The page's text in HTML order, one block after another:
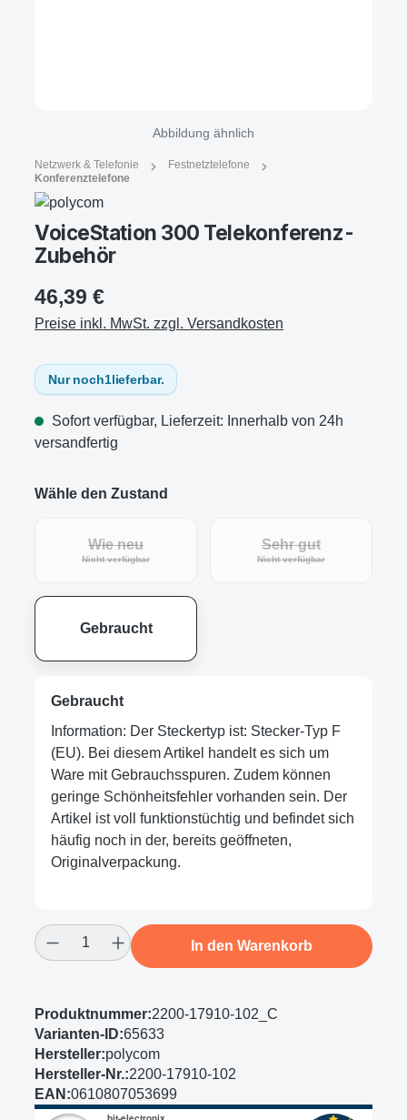
Abbildung ähnlich
Netzwerk & Telefonie
Festnetztelefone
Konferenztelefone
VoiceStation 300 Telekonferenz-
Zubehör
46,39 €
Preise inkl. MwSt. zzgl. Versandkosten
Nur noch1lieferbar.
Sofort verfügbar, Lieferzeit: Innerhalb von 24h
versandfertig
Wähle den Zustand
Wie neu
Nicht verfügbar
Sehr gut
Nicht verfügbar
Gebraucht
Gebraucht
Information: Der Steckertyp ist: Stecker-Typ F
(EU). Bei diesem Artikel handelt es sich um
Ware mit Gebrauchsspuren. Zudem können
geringe Schönheitsfehler vorhanden sein. Der
Artikel ist voll funktionstüchtig und befindet sich
häufig noch in der, bereits geöffneten,
Originalverpackung.
Produkt Anzahl: Gib den gewünschten
In den Warenkorb
Produktnummer:2200-17910-102_C
Varianten-ID:65633
Hersteller:polycom
Hersteller-Nr.:2200-17910-102
EAN:0610807053699